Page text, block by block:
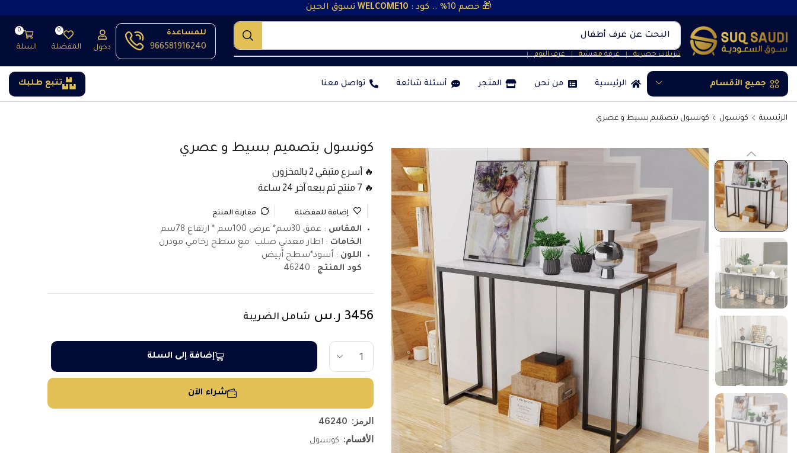
🎁 خصم 10% .. كود : WELCOME10 تسوق الحين
البحث عن غرف نوم
تنزيلات حصرية ❘ غرفة معيشة ❘ غرف النوم ❘
للمساعدة
966581916240 دخول
0
المفضلة
0
السلة
جميع الأقسام الرئيسية من نحن المتجر أسئلة شائعة تواصل معنا تتبع طلبك
الرئيسية كونسول كونسول بتصميم بسيط و عصري
كونسول بتصميم بسيط و عصري
🔥 أسرع متبقي 2 بالمخزون
🔥 7 منتج تم بيعه آخر 24 ساعة
إضافة للمفضلة مقارنة المنتج
المقاس : عمق 30سم* عرض 100سم * ارتفاع 78سم
الخامات : اطار معدني صلب مع سطح رخامي مودرن
اللون : أسود*سطح أبيض
كود المنتج :
46240
3456 ر.س شامل الضريبة
إضافة إلى السلة
شراء الآن
الرمز: 46240
الأقسام: كونسول